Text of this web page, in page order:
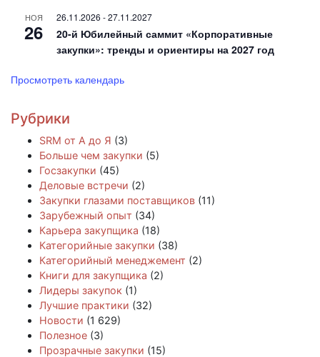
НОЯ
26
26.11.2026 -27.11.2027
20-й Юбилейный саммит «Корпоративные
закупки»: тренды и ориентиры на 2027 год
Просмотреть календарь
Рубрики
SRM от А до Я (3)
Больше чем закупки (5)
Госзакупки (45)
Деловые встречи (2)
Закупки глазами поставщиков (11)
Зарубежный опыт (34)
Карьера закупщика (18)
Категорийные закупки (38)
Категорийный менеджемент (2)
Книги для закупщика (2)
Лидеры закупок (1)
Лучшие практики (32)
Новости (1 629)
Полезное (3)
Прозрачные закупки (15)